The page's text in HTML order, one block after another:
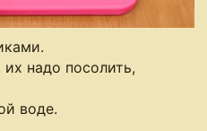
надо посолить,
воде.